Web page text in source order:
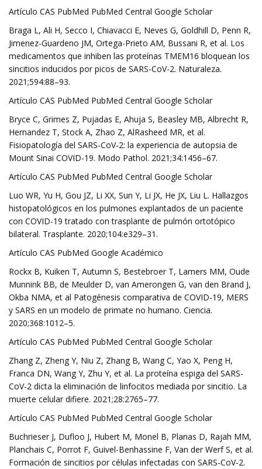
Artículo CAS PubMed PubMed Central Google Scholar
Braga L, Ali H, Secco I, Chiavacci E, Neves G, Goldhill D, Penn R,
Jimenez-Guardeno JM, Ortega-Prieto AM, Bussani R, et al. Los
medicamentos que inhiben las proteínas TMEM16 bloquean los
sincitios inducidos por picos de SARS-CoV-2. Naturaleza.
2021;594:88–93.
Artículo CAS PubMed PubMed Central Google Scholar
Bryce C, Grimes Z, Pujadas E, Ahuja S, Beasley MB, Albrecht R,
Hernandez T, Stock A, Zhao Z, AlRasheed MR, et al.
Fisiopatología del SARS-CoV-2: la experiencia de autopsia de
Mount Sinai COVID-19. Modo Pathol. 2021;34:1456–67.
Artículo CAS PubMed PubMed Central Google Scholar
Luo WR, Yu H, Gou JZ, Li XX, Sun Y, Li JX, He JX, Liu L. Hallazgos
histopatológicos en los pulmones explantados de un paciente
con COVID-19 tratado con trasplante de pulmón ortotópico
bilateral. Trasplante. 2020;104:e329–31.
Artículo CAS PubMed Google Académico
Rockx B, Kuiken T, Autumn S, Bestebroer T, Lamers MM, Oude
Munnink BB, de Meulder D, van Amerongen G, van den Brand J,
Okba NMA, et al Patogénesis comparativa de COVID-19, MERS
y SARS en un modelo de primate no humano. Ciencia.
2020;368:1012–5.
Artículo CAS PubMed PubMed Central Google Scholar
Zhang Z, Zheng Y, Niu Z, Zhang B, Wang C, Yao X, Peng H,
Franca DN, Wang Y, Zhu Y, et al. La proteína espiga del SARS-
CoV-2 dicta la eliminación de linfocitos mediada por sincitio. La
muerte celular difiere. 2021;28:2765–77.
Artículo CAS PubMed PubMed Central Google Scholar
Buchrieser J, Dufloo J, Hubert M, Monel B, Planas D, Rajah MM,
Planchais C, Porrot F, Guivel-Benhassine F, Van der Werf S, et al.
Formación de sincitios por células infectadas con SARS-CoV-2.